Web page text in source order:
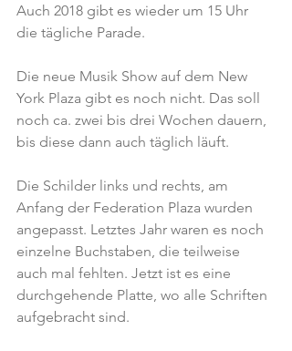
Auch 2018 gibt es wieder um 15 Uhr
die tägliche Parade.
Die neue Musik Show auf dem New
York Plaza gibt es noch nicht. Das soll
noch ca. zwei bis drei Wochen dauern,
bis diese dann auch täglich läuft.
Die Schilder links und rechts, am
Anfang der Federation Plaza wurden
angepasst. Letztes Jahr waren es noch
einzelne Buchstaben, die teilweise
auch mal fehlten. Jetzt ist es eine
durchgehende Platte, wo alle Schriften
aufgebracht sind.